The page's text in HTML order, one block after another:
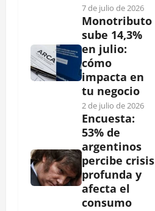
7 de julio de 2026
Monotributo
sube 14,3%
en julio:
cómo
impacta en
tu negocio
2 de julio de 2026
Encuesta:
53% de
argentinos
percibe crisis
profunda y
afecta el
consumo